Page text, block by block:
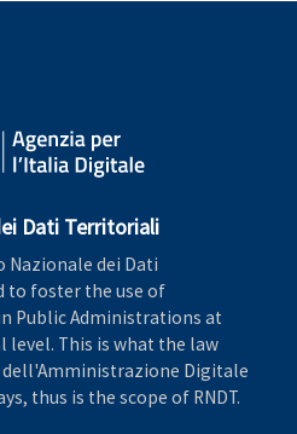
Dati Territoriali
Nazionale dei Dati
to foster the use of
Public Administrations at
This is what the law
dell'Amministrazione Digitale
thus is the scope of RNDT.